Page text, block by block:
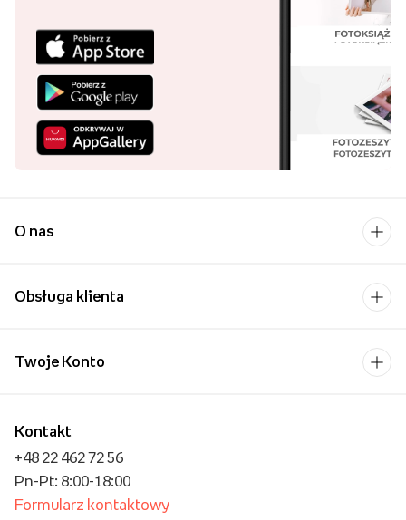
O nas
Obsługa klienta
Kontakt
+48 22 462 72 56
Pn-Pt: 8:00-18:00
Formularz kontaktowy
Twoje Konto